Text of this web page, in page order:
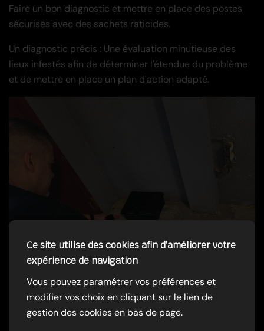
Faire un bon diagnostic et mettre en place des postes
sécurisés avec des sachets raticides.
Un diagnostic précis : Une évaluation minutieuse des
lieux infestés afin de déterminer l'étendue du problème
et de mettre en place un plan d'action adapté.
Ce site utilise des cookies afin d’améliorer votre
expérience de navigation
Vous pouvez paramétrer vos préférences et
modifier vos choix en cliquant sur le lien de
gestion des cookies en bas de page.